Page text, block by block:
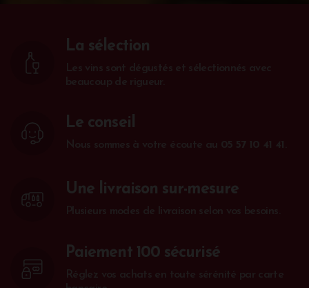
La sélection
Le conseil
Une livraison sur-mesure
Paiement 100 sécurisé